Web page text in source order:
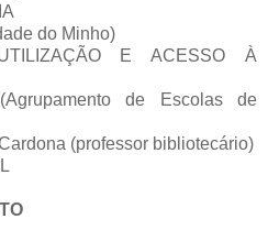
do Minho)
E ACESSO À
de Escolas de
(professor bibliotecário)